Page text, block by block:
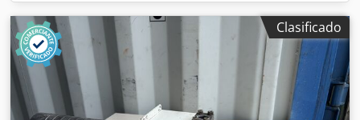
Clasificado